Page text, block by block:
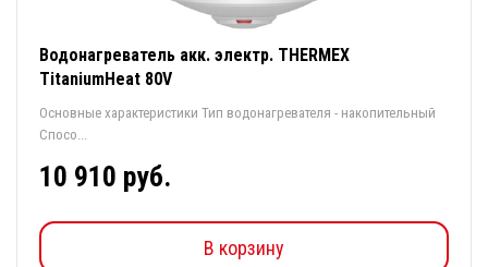
Водонагреватель акк. электр. THERMEX
TitaniumHeat 80V
Основные характеристики Тип водонагревателя - накопительный
Спосо...
10 910 руб.
В корзину